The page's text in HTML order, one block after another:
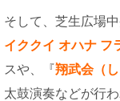
そして、芝生広場
イククイ オハナ フ
スや、『翔武会（し
太鼓演奏などが行